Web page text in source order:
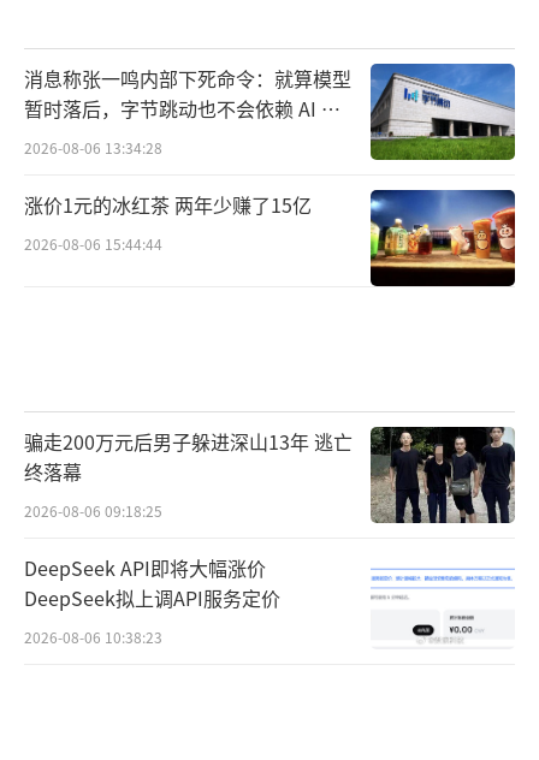
消息称张一鸣内部下死命令：就算模型
暂时落后，字节跳动也不会依赖 AI 蒸
馏技术
2026-08-06 13:34:28
涨价1元的冰红茶 两年少赚了15亿
2026-08-06 15:44:44
骗走200万元后男子躲进深山13年 逃亡
终落幕
2026-08-06 09:18:25
DeepSeek API即将大幅涨价
DeepSeek拟上调API服务定价
2026-08-06 10:38:23